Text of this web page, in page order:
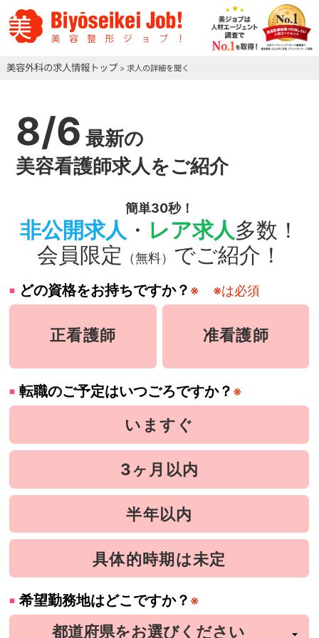
美容外科の求人情報トップ > 求人の詳細を聞く
8/6 最新の
美容看護師求人をご紹介
簡単30秒！
非公開求人 ・ レア求人多数！
会員限定
（無料） でご紹介！
どの資格をお持ちですか？ ※ ※は必須
正看護師 准看護師
転職のご予定はいつごろですか？ ※
いますぐ
3ヶ月以内
半年以内
具体的時期は未定
希望勤務地はどこですか？ ※